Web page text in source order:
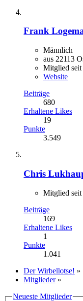
Frank
Männlich
aus 22113
Mitglied seit
Website
Beiträge
680
Erhaltene Likes
19
Punkte
3.549
Chris
Mitglied seit
Beiträge
169
Erhaltene Likes
1
Punkte
1.041
Der Wirbellotse! »
Mitglieder »
Neueste Mitglieder